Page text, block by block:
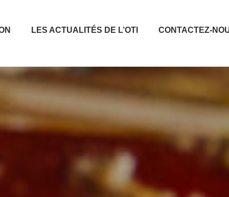
LES ACTUALITÉS DE L’OTI CONTACTEZ-